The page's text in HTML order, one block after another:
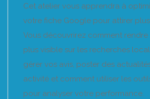
Cet atelier vous apprendra à
votre fiche Google pour attirer
Vous découvrirez comment
plus visible sur les recherches
gérer vos avis, poster des
activité et comment utiliser les
pour analyser votre performance.